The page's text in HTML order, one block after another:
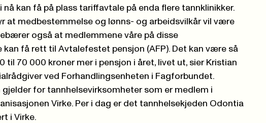
nå kan få på plass tariffavtale på enda flere tannklinikker.
at medbestemmelse og lønns- og arbeidsvilkår vil være
også at medlemmene våre på disse
kan få rett til Avtalefestet pensjon (AFP). Det kan være så
til 70 000 kroner mer i pensjon i året, livet ut, sier Kristian
ved Forhandlingsenheten i Fagforbundet.
gjelder for tannhelsevirksomheter som er medlem i
Virke. Per i dag er det tannhelsekjeden Odontia
i Virke.